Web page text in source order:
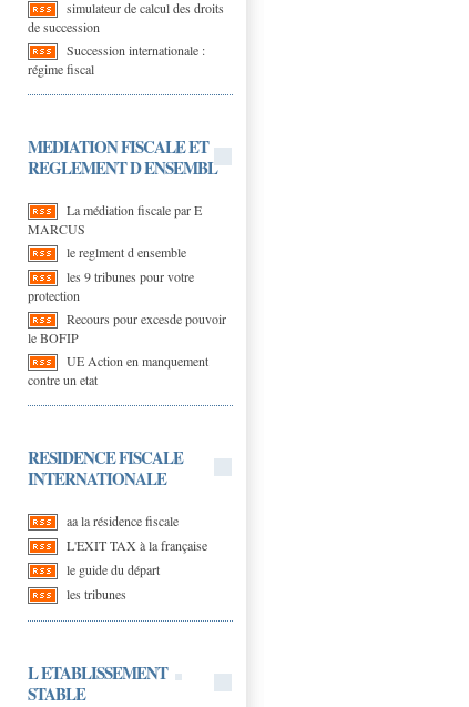
simulateur de calcul des droits
de succession
Succession internationale :
régime fiscal
MEDIATION FISCALE ET
REGLEMENT D ENSEMBL
La médiation fiscale par E
MARCUS
le reglment d ensemble
les 9 tribunes pour votre
protection
Recours pour excesde pouvoir
le BOFIP
UE Action en manquement
contre un etat
RESIDENCE FISCALE
INTERNATIONALE
aa la résidence fiscale
L'EXIT TAX à la française
le guide du départ
les tribunes
L ETABLISSEMENT
STABLE